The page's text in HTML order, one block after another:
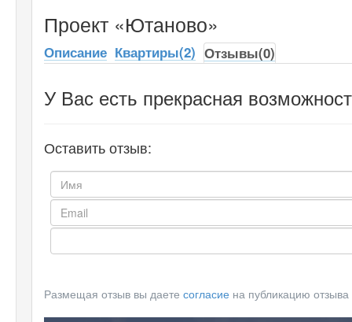
Проект «Ютаново»
Описание Квартиры(2) Отзывы(0)
У Вас есть прекрасная
Оставить отзыв:
Размещая отзыв вы даете согласие на публикацию отзыва